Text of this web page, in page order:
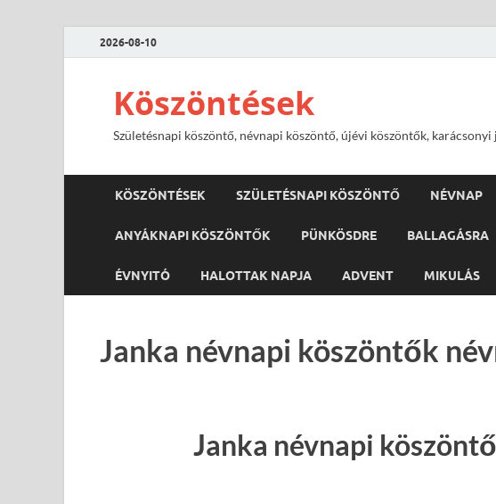
2026-08-10
Köszöntések
Születésnapi köszöntő, névnapi köszöntő, újévi köszöntők,
KÖSZÖNTÉSEK SZÜLETÉSNAPI KÖSZÖNTŐ NÉVNAP
ANYÁKNAPI KÖSZÖNTŐK PÜNKÖSDRE BALLAGÁSRA
ÉVNYITÓ HALOTTAK NAPJA ADVENT MIKULÁS
Janka névnapi köszöntők
Janka névnapi